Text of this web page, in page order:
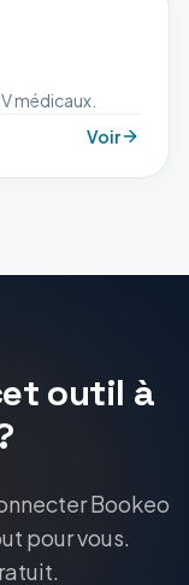
médicaux.
Voir
outil à
Bookeo
pour vous.